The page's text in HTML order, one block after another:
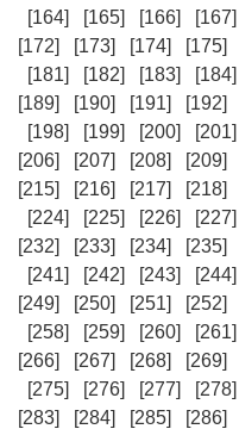
[164]
[165] [166] [167]
[172]
[173] [174] [175]
[181]
[182] [183] [184]
[189]
[190] [191] [192]
[198]
[199] [200] [201]
[206]
[207] [208] [209]
[215]
[216] [217] [218]
[224]
[225] [226] [227]
[232]
[233] [234] [235]
[241]
[242] [243] [244]
[249]
[250] [251] [252]
[258]
[259] [260] [261]
[266]
[267] [268] [269]
[275]
[276] [277] [278]
[283]
[284] [285] [286]